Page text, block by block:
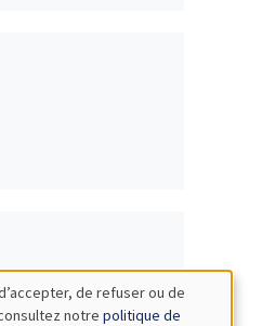
de refuser ou de
notre politique de